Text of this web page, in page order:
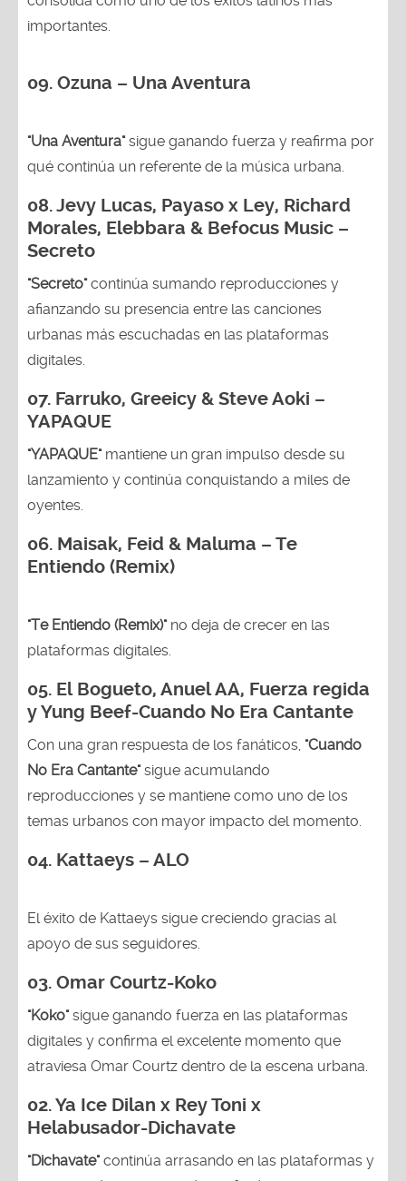
importantes.
09. Ozuna – Una Aventura
"Una Aventura"sigue ganando fuerza y reafirma por
qué continúa un referente de la música urbana.
08. Jevy Lucas, Payaso x Ley, Richard
Morales, Elebbara & Befocus Music –
Secreto
"Secreto"continúa sumando reproducciones y
afianzando su presencia entre las canciones
urbanas más escuchadas en las plataformas
digitales.
07. Farruko, Greeicy & Steve Aoki –
YAPAQUE
"YAPAQUE"mantiene un gran impulso desde su
lanzamiento y continúa conquistando a miles de
oyentes.
06. Maisak, Feid & Maluma – Te
Entiendo (Remix)
"Te Entiendo (Remix)"no deja de crecer en las
plataformas digitales.
05. El Bogueto, Anuel AA, Fuerza regida
y Yung Beef-Cuando No Era Cantante
Con una gran respuesta de los fanáticos, "Cuando
No Era Cantante"sigue acumulando
reproducciones y se mantiene como uno de los
temas urbanos con mayor impacto del momento.
04. Kattaeys – ALO
El éxito de Kattaeys sigue creciendo gracias al
apoyo de sus seguidores.
03. Omar Courtz-Koko
"Koko"sigue ganando fuerza en las plataformas
digitales y confirma el excelente momento que
atraviesa Omar Courtz dentro de la escena urbana.
02.Ya Ice Dilan x Rey Toni x
Helabusador-Dichavate
"Dichavate"continúa arrasando en las plataformas y